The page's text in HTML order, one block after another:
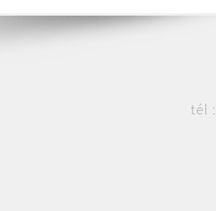
tél :